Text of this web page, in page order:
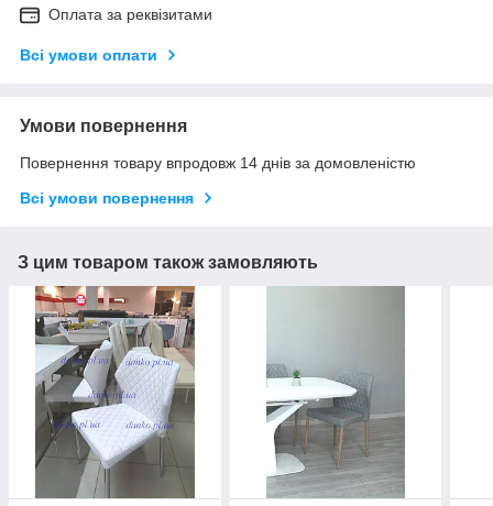
Оплата за реквізитами
Всі умови оплати
Умови повернення
Повернення товару впродовж 14 днів за домовленістю
Всі умови повернення
З цим товаром також замовляють